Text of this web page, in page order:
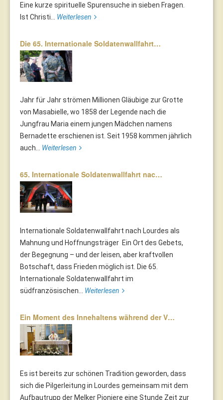
Eine kurze spirituelle Spurensuche in sieben Fragen.
Ist Christi... Weiterlesen
Die 65. Internationale Soldatenwallfahrt…
Jahr für Jahr strömen Millionen Gläubige zur Grotte
von Masabielle, wo 1858 der Legende nach die
Jungfrau Maria einem jungen Mädchen namens
Bernadette erschienen ist. Seit 1958 kommen jährlich
auch... Weiterlesen
65. Internationale Soldatenwallfahrt nac…
Internationale Soldatenwallfahrt nach Lourdes als
Mahnung und Hoffnungsträger Ein Ort des Gebets,
der Begegnung – und der leisen, aber kraftvollen
Botschaft, dass Frieden möglich ist. Die 65.
Internationale Soldatenwallfahrt im
südfranzösischen... Weiterlesen
Ein Moment des Innehaltens während der V…
Es ist bereits zur schönen Tradition geworden, dass
sich die Pilgerleitung in Lourdes gemeinsam mit dem
Aufbautrupp der Melker Pioniere eine Stunde Zeit zur